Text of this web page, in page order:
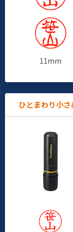
11mm
ひとまわり小